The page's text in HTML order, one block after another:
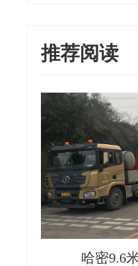
推荐阅读
哈密9.6